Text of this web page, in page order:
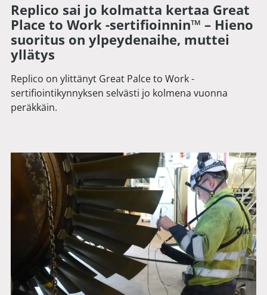
Replico sai jo kolmatta kertaa Great
Place to Work -sertifioinnin™ – Hieno
suoritus on ylpeydenaihe, muttei
yllätys
Replico on ylittänyt Great Palce to Work -
sertifiointikynnyksen selvästi jo kolmena vuonna
peräkkäin.